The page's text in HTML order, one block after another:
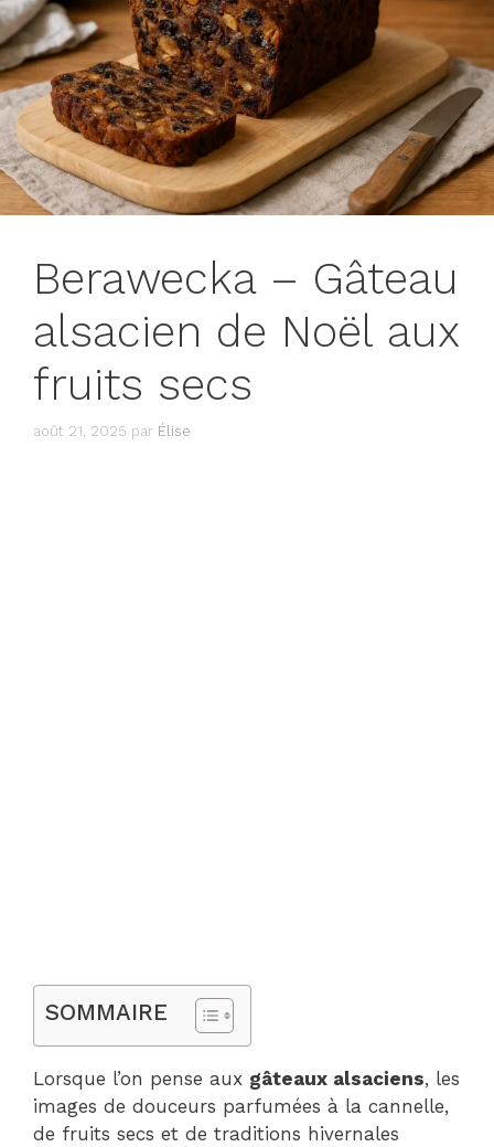
Berawecka – Gâteau
alsacien de Noël aux
fruits secs
août 21, 2025 par Élise
SOMMAIRE
Lorsque l’on pense aux gâteaux alsaciens, les
images de douceurs parfumées à la cannelle,
de fruits secs et de traditions hivernales